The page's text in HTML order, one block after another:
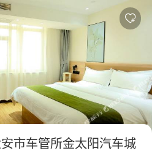
市车管所金太阳汽车城